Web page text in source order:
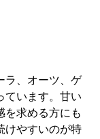
ラ、オーツ、ゲ
ています。甘い
を求める方にも
けやすいのが特